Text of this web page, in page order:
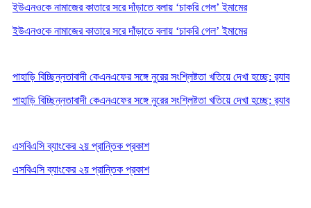
ইউএনওকে নামাজের কাতারে সরে দাঁড়াতে বলায় ‘চাকরি গেল’ ইমামের
ইউএনওকে নামাজের কাতারে সরে দাঁড়াতে বলায় ‘চাকরি গেল’ ইমামের
পাহাড়ি বিচ্ছিন্নতাবাদী কেএনএফের সঙ্গে নুরের সংশ্লিষ্টতা খতিয়ে দেখা হচ্ছে: র‍্যাব
পাহাড়ি বিচ্ছিন্নতাবাদী কেএনএফের সঙ্গে নুরের সংশ্লিষ্টতা খতিয়ে দেখা হচ্ছে: র‍্যাব
এসবিএসি ব্যাংকের ২য় প্রান্তিক প্রকাশ
এসবিএসি ব্যাংকের ২য় প্রান্তিক প্রকাশ